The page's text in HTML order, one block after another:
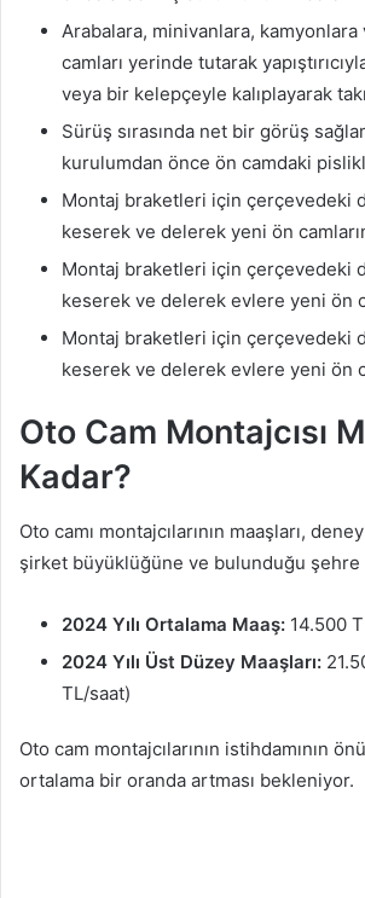
Arabalara, minivanlara, kamyonlara
camları yerinde tutarak
veya bir kelepçeyle kalıplayarak
Sürüş sırasında net bir görüş
kurulumdan önce ön camdaki
Montaj braketleri için çerçevedeki
keserek ve delerek yeni ön
Montaj braketleri için çerçevedeki
keserek ve delerek evlere yeni ön
Montaj braketleri için çerçevedeki
keserek ve delerek evlere yeni ön
Oto Cam Montajcısı
Kadar?
Oto camı montajcılarının maaşları,
şirket büyüklüğüne ve bulunduğu
2024 Yılı Ortalama Maaş: 14.500
2024 Yılı Üst Düzey Maaşları:
TL/saat)
Oto cam montajcılarının istihdamının
ortalama bir oranda artması bekleniyor.